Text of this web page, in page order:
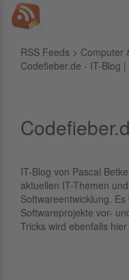
RSS Feeds > Computer
Codefieber.de - IT-Blog
IT-Blog von Pascal
aktuellen IT-Themen
Softwareentwicklung.
Softwareprojekte vor-
Tricks wird ebenfalls